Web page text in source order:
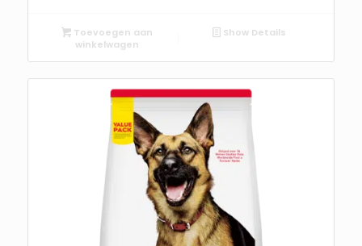
Toevoegen aan
winkelwagen
Show Details